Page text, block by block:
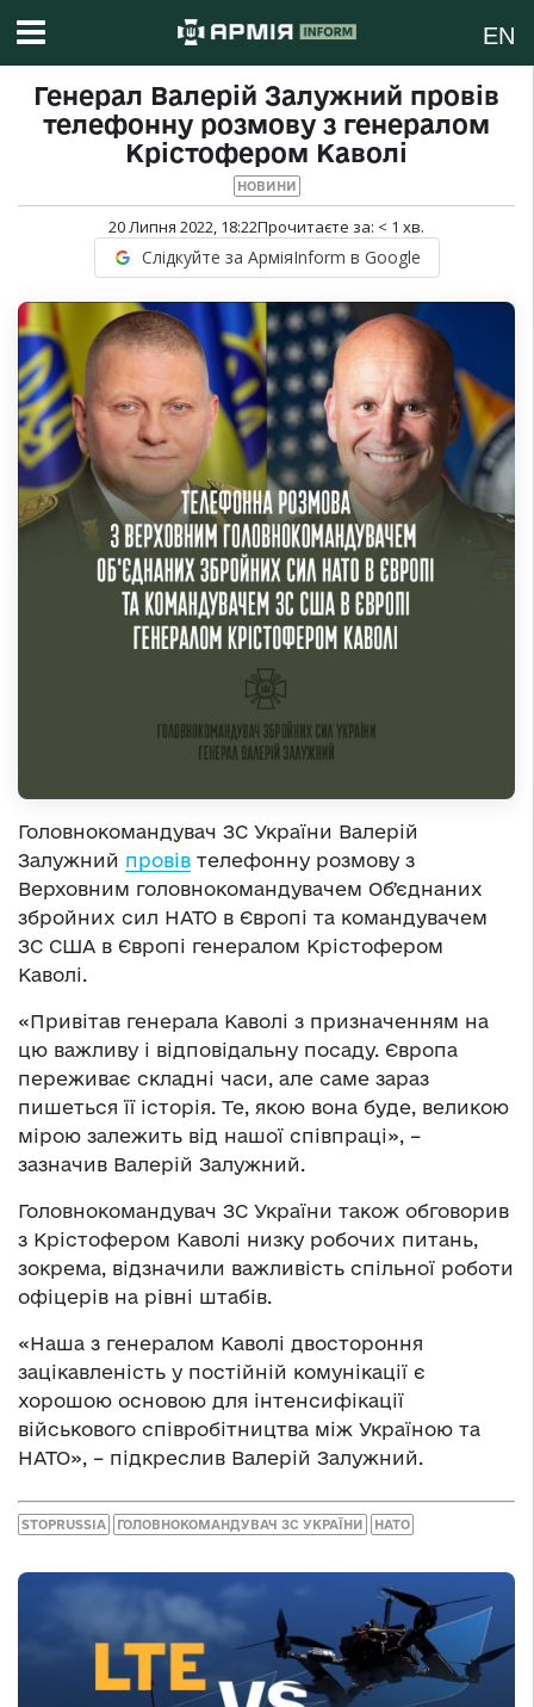
EN
Генерал Валерій Залужний провів
телефонну розмову з генералом
Крістофером Каволі
НОВИНИ
20 Липня 2022, 18:22Прочитаєте за: < 1 хв.
Слідкуйте за АрміяInform в Google
Головнокомандувач ЗС України Валерій
Залужний провів телефонну розмову з
Верховним головнокомандувачем Обʼєднаних
збройних сил НАТО в Європі та командувачем
ЗС США в Європі генералом Крістофером
Каволі.
«Привітав генерала Каволі з призначенням на
цю важливу і відповідальну посаду. Європа
переживає складні часи, але саме зараз
пишеться її історія. Те, якою вона буде, великою
мірою залежить від нашої співпраці», –
зазначив Валерій Залужний.
Головнокомандувач ЗС України також обговорив
з Крістофером Каволі низку робочих питань,
зокрема, відзначили важливість спільної роботи
офіцерів на рівні штабів.
«Наша з генералом Каволі двостороння
зацікавленість у постійній комунікації є
хорошою основою для інтенсифікації
військового співробітництва між Україною та
НАТО», – підкреслив Валерій Залужний.
STOPRUSSIA ГОЛОВНОКОМАНДУВАЧ ЗС УКРАЇНИ НАТО